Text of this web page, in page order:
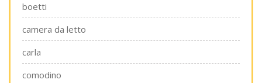
boetti
camera da letto
carla
comodino